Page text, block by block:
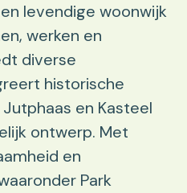
levendige woonwijk
werken en
diverse
historische
en Kasteel
ontwerp. Met
en
Park